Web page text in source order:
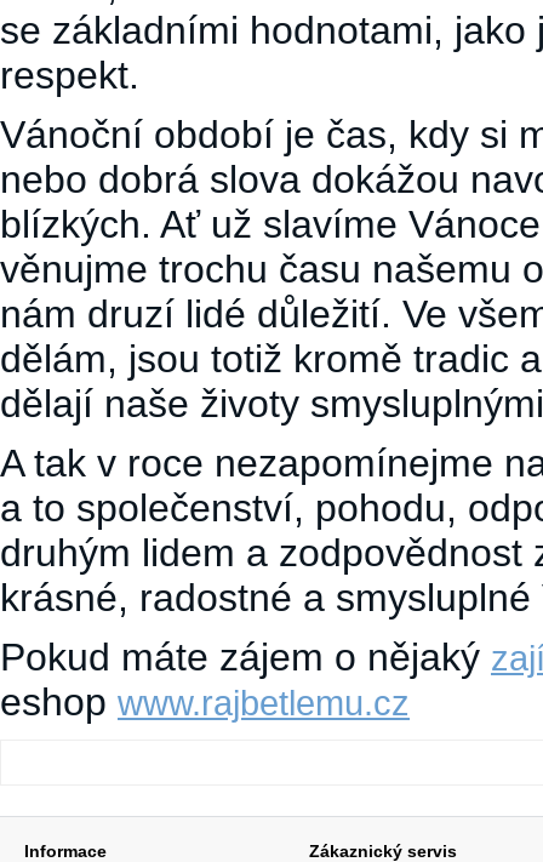
se základními hodnotami,
respekt.
Vánoční období je čas, kdy si
nebo dobrá slova dokážou
blízkých. Ať už slavíme
věnujme trochu času našemu
nám druzí lidé důležití. Ve
dělám, jsou totiž kromě tradic
dělají naše životy
A tak v roce nezapomínejme
a to společenství, pohodu,
druhým lidem a zodpovědnost
krásné, radostné a
Pokud máte zájem o nějaký
eshop www.rajbetlemu.cz
Informace Zákaznický servis